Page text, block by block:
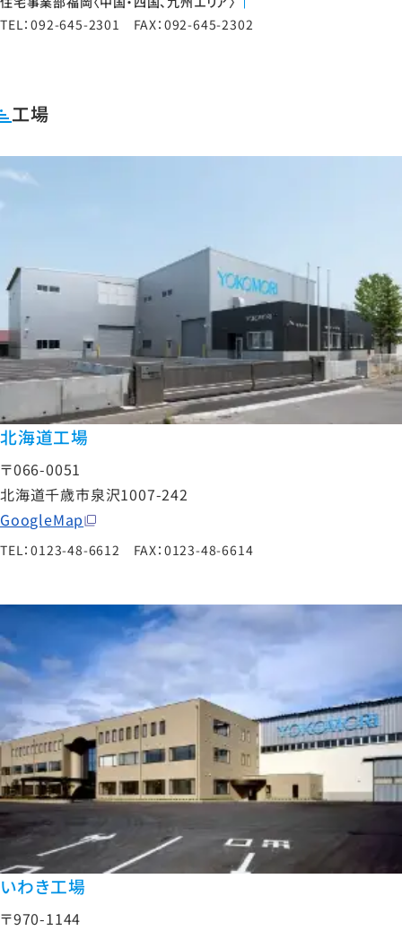
TEL：092-645-2301 FAX：092-645-2302
工場
北海道工場
〒066-0051
北海道千歳市泉沢1007-242
GoogleMap
TEL：0123-48-6612 FAX：0123-48-6614
いわき工場
〒970-1144